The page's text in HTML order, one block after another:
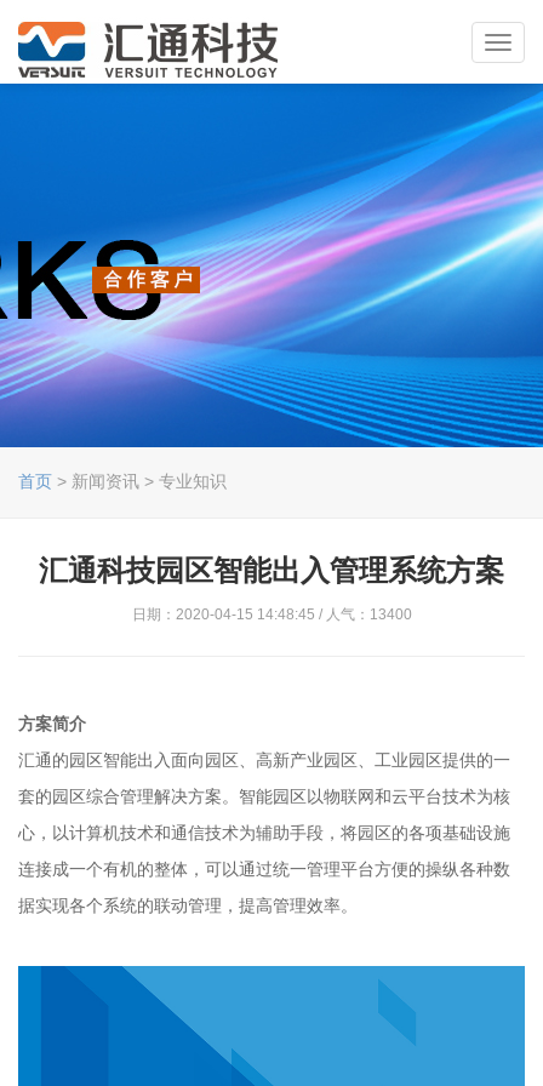
首页 > 新闻资讯 > 专业知识
汇通科技园区智能出入管理系统方案
日期：2020-04-15 14:48:45 / 人气：13400
方案简介
汇通的园区智能出入面向园区、高新产业园区、工业园区提供的一
套的园区综合管理解决方案。智能园区以物联网和云平台技术为核
心，以计算机技术和通信技术为辅助手段，将园区的各项基础设施
连接成一个有机的整体，可以通过统一管理平台方便的操纵各种数
据实现各个系统的联动管理，提高管理效率。